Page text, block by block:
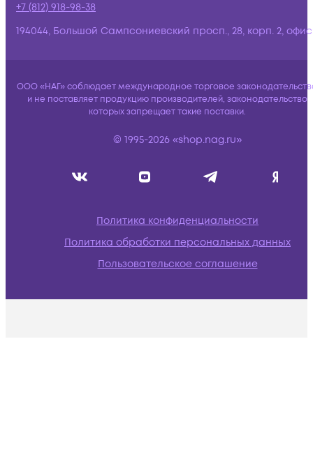
+7 (812) 918-98-38
194044, Большой Сампсониевский просп., 28, корп. 2,
ООО «НАГ» соблюдает международное торговое
и не поставляет продукцию производителей, законодательство
которых запрещает такие поставки.
© 1995-2026 «shop.nag.ru»
Политика конфиденциальности
Политика обработки персональных данных
Пользовательское соглашение